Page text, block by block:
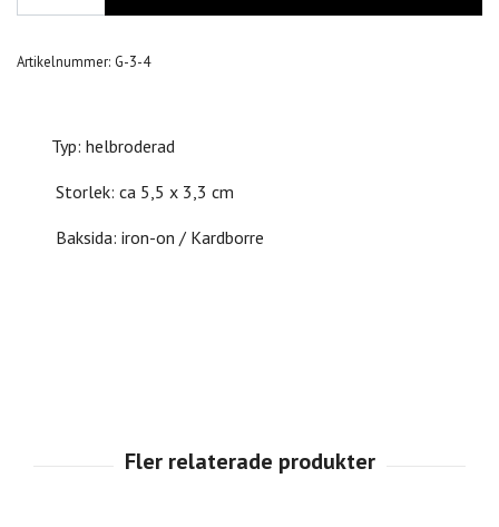
Artikelnummer: G-3-4
Typ: helbroderad
Storlek: ca 5,5 x 3,3 cm
Baksida: iron-on / Kardborre